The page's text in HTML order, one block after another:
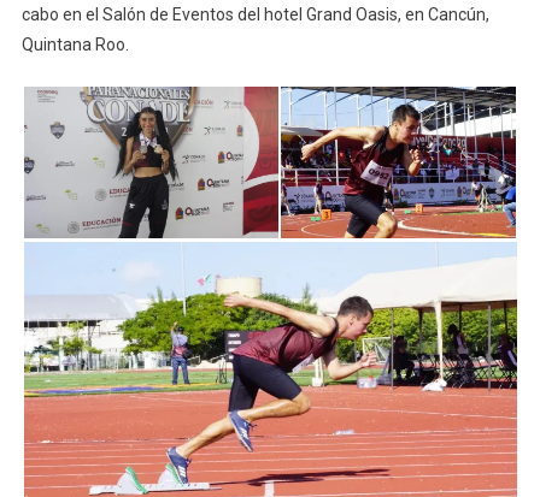
cabo en el Salón de Eventos del hotel Grand Oasis, en Cancún,
Quintana Roo.